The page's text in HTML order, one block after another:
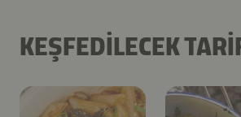
KEŞFEDILECEK